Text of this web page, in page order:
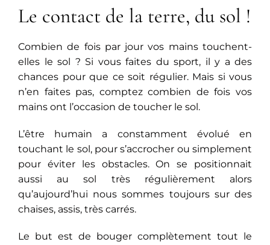
Le contact de la terre, du sol !
Combien de fois par jour vos mains touchent-
elles le sol ? Si vous faites du sport, il y a des
chances pour que ce soit régulier. Mais si vous
n’en faites pas, comptez combien de fois vos
mains ont l’occasion de toucher le sol.
L’être humain a constamment évolué en
touchant le sol, pour s’accrocher ou simplement
pour éviter les obstacles. On se positionnait
aussi au sol très régulièrement alors
qu’aujourd’hui nous sommes toujours sur des
chaises, assis, très carrés.
Le but est de bouger complètement tout le